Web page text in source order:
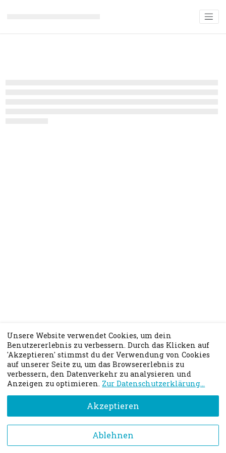
Unsere Website verwendet Cookies, um dein
Benutzererlebnis zu verbessern. Durch das Klicken auf
'Akzeptieren' stimmst du der Verwendung von Cookies
auf unserer Seite zu, um das Browsererlebnis zu
verbessern, den Datenverkehr zu analysieren und
Anzeigen zu optimieren. Zur Datenschutzerklärung...
Ablehnen
Akzeptieren
Gefällt dir das Buchungssystem? Klicke hier, um
deinen eigenen Terminkalender zu erstellen!